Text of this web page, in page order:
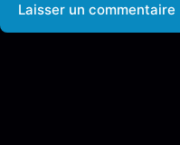
Laisser un commentaire